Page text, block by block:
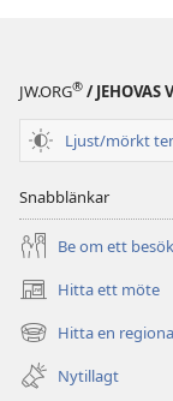
JW.ORG® / JEHOVAS
Ljust/mörkt
Snabblänkar
Be om ett besök
Hitta ett möte
(öppnar
nytt
fönster)
Hitta en
(öppnar
nytt
fönster)
Nytillagt